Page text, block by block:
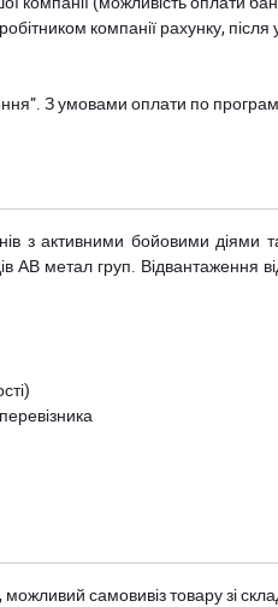
компанії рахунку,
З умовами оплати по
з активними бойовими
АВ метал груп. Відвантаження
, можливий самовивіз товару зі